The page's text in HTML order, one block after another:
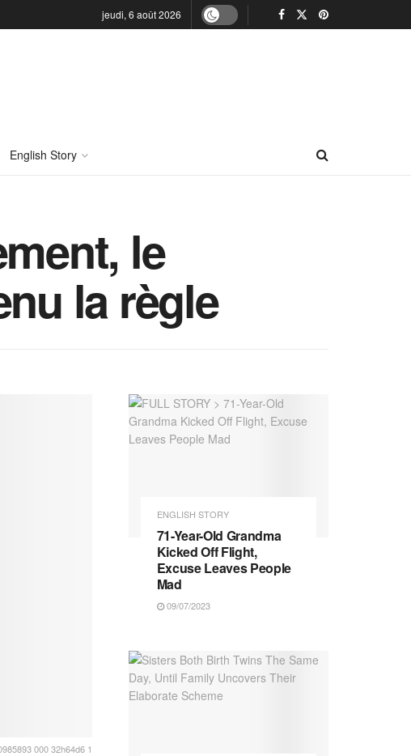
jeudi, 6 août 2026
English Story
le
la règle
000 32h64d6 1
ENGLISH STORY
71-Year-Old Grandma
Kicked Off Flight,
Excuse Leaves People
Mad
09/07/2023